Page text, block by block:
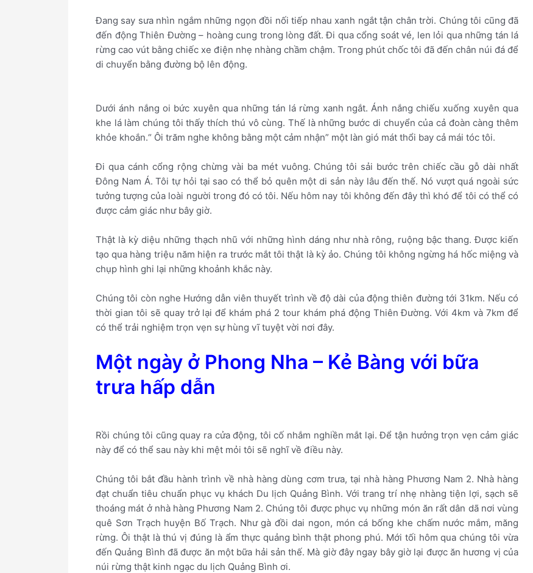
Đang say sưa nhìn ngắm những ngọn đồi nối tiếp nhau xanh ngắt tận chân trời. Chúng tôi cũng đã
đến động Thiên Đường – hoàng cung trong lòng đất. Đi qua cổng soát vé, len lỏi qua những tán lá
rừng cao vút bằng chiếc xe điện nhẹ nhàng chầm chậm. Trong phút chốc tôi đã đến chân núi đá để
di chuyển bằng đường bộ lên động.
Dưới ánh nắng oi bức xuyên qua những tán lá rừng xanh ngắt. Ánh nắng chiếu xuống xuyên qua
khe lá làm chúng tôi thấy thích thú vô cùng. Thế là những bước di chuyển của cả đoàn càng thêm
khỏe khoắn.“ Ôi trăm nghe không bằng một cảm nhận” một làn gió mát thổi bay cả mái tóc tôi.
Đi qua cánh cổng rộng chừng vài ba mét vuông. Chúng tôi sải bước trên chiếc cầu gỗ dài nhất
Đông Nam Á. Tôi tự hỏi tại sao có thể bỏ quên một di sản này lâu đến thế. Nó vượt quá ngoài sức
tưởng tượng của loài người trong đó có tôi. Nếu hôm nay tôi không đến đây thì khó để tôi có thể có
được cảm giác như bây giờ.
Thật là kỳ diệu những thạch nhũ với những hình dáng như nhà rông, ruộng bậc thang. Được kiến
tạo qua hàng triệu năm hiện ra trước mắt tôi thật là kỳ ảo. Chúng tôi không ngừng há hốc miệng và
chụp hình ghi lại những khoảnh khắc này.
Chúng tôi còn nghe Hướng dẫn viên thuyết trình về độ dài của động thiên đường tới 31km. Nếu có
thời gian tôi sẽ quay trở lại để khám phá 2 tour khám phá động Thiên Đường. Với 4km và 7km để
có thể trải nghiệm trọn vẹn sự hùng vĩ tuyệt vời nơi đây.
Một ngày ở Phong Nha – Kẻ Bàng với bữa
trưa hấp dẫn
Rồi chúng tôi cũng quay ra cửa động, tôi cố nhắm nghiền mắt lại. Để tận hưởng trọn vẹn cảm giác
này để có thể sau này khi mệt mỏi tôi sẽ nghĩ về điều này.
Chúng tôi bắt đầu hành trình về nhà hàng dùng cơm trưa, tại nhà hàng Phương Nam 2. Nhà hàng
đạt chuẩn tiêu chuẩn phục vụ khách Du lịch Quảng Bình. Với trang trí nhẹ nhàng tiện lợi, sạch sẽ
thoáng mát ở nhà hàng Phương Nam 2. Chúng tôi được phục vụ những món ăn rất dân dã nơi vùng
quê Sơn Trạch huyện Bố Trạch. Như gà đồi dai ngon, món cá bống khe chấm nước mắm, măng
rừng. Ôi thật là thú vị đúng là ẩm thực quảng bình thật phong phú. Mới tối hôm qua chúng tôi vừa
đến Quảng Bình đã được ăn một bữa hải sản thế. Mà giờ đây ngay bây giờ lại được ăn hương vị của
núi rừng thật kinh ngạc du lịch Quảng Bình ơi.